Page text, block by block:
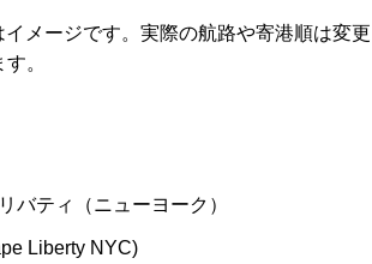
イメージです。実際の航路や寄港順は変更
。
バティ（ニューヨーク）
Liberty NYC)